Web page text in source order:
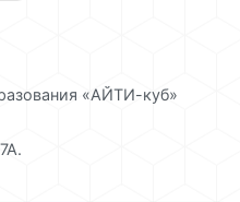
«АЙТИ-куб»